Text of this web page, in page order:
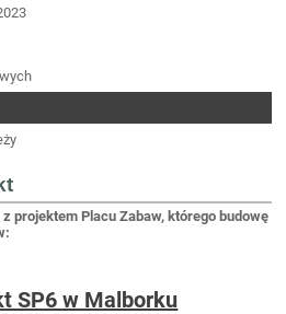
projektem Placu Zabaw, którego budowę
SP6 w Malborku